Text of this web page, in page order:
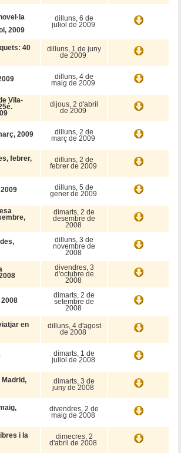
2009
dilluns, 6 de
juliol de 2009
40 dilluns, 1 de juny
de 2009
dilluns, 4 de
maig de 2009
Vila- dijous, 2 d'abril
de 2009
2009 dilluns, 2 de
març de 2009
febrer, dilluns, 2 de
febrer de 2009
dilluns, 5 de
gener de 2009
dimarts, 2 de
desembre de
2008
dilluns, 3 de
novembre de
2008
divendres, 3
d'octubre de
2008
dimarts, 2 de
setembre de
2008
en
dilluns, 4 d'agost
de 2008
dimarts, 1 de
juliol de 2008
Madrid, dimarts, 3 de
juny de 2008
divendres, 2 de
maig de 2008
i la dimecres, 2
d'abril de 2008